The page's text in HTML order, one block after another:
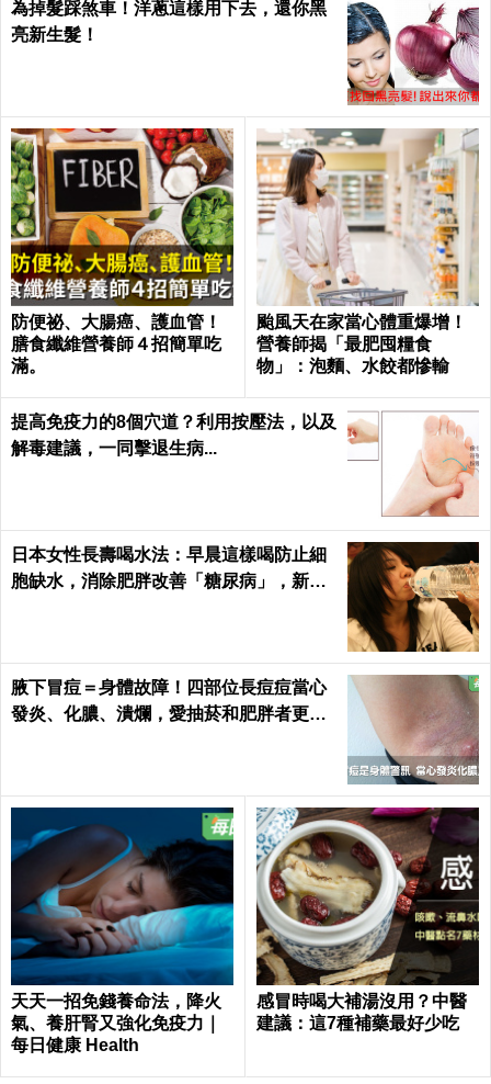
為掉髮踩煞車！洋蔥這樣用下去，還你黑
亮新生髮！
防便祕、大腸癌、護血管！
膳食纖維營養師４招簡單吃
滿。
颱風天在家當心體重爆增！
營養師揭「最肥囤糧食
物」：泡麵、水餃都慘輸
提高免疫力的8個穴道？利用按壓法，以及
解毒建議，一同擊退生病...
日本女性長壽喝水法：早晨這樣喝防止細
胞缺水，消除肥胖改善「糖尿病」，新陳
腋下冒痘＝身體故障！四部位長痘痘當心
發炎、化膿、潰爛，愛抽菸和肥胖者更要
天天一招免錢養命法，降火
氣、養肝腎又強化免疫力｜
每日健康 Health
感冒時喝大補湯沒用？中醫
建議：這7種補藥最好少吃